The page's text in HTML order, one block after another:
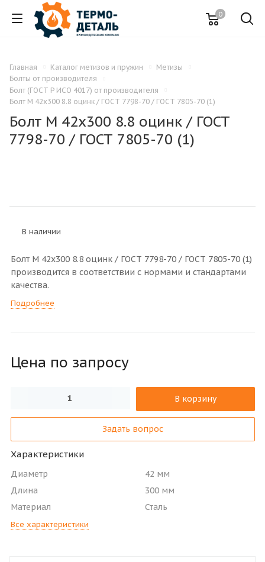
0
Главная Каталог метизов и пружин
Метизы
Болты от производителя
Болт (ГОСТ Р ИСО 4017) от производителя
Болт M 42x300 8.8 оцинк / ГОСТ 7798-70 / ГОСТ 7805-70 (1)
Болт M 42x300 8.8 оцинк / ГОСТ
7798-70 / ГОСТ 7805-70 (1)
В наличии
Болт M 42x300 8.8 оцинк / ГОСТ 7798-70 / ГОСТ 7805-70 (1)
производится в соответствии с нормами и стандартами
качества.
Подробнее
Цена по запросу
В корзину
Задать вопрос
Характеристики
Диаметр
42 мм
Длина
300 мм
Материал
Сталь
Все характеристики